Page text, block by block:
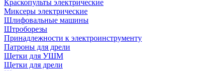
Краскопульты электрические
Миксеры электрические
Шлифовальные машины
Штроборезы
Принадлежности к электроинструменту
Патроны для дрели
Щетки для УШМ
Щетки для дрели